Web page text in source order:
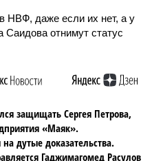
защищать Сергея Петрова,
«Маяк».
дутые доказательства.
Гаджимагомед Расулов